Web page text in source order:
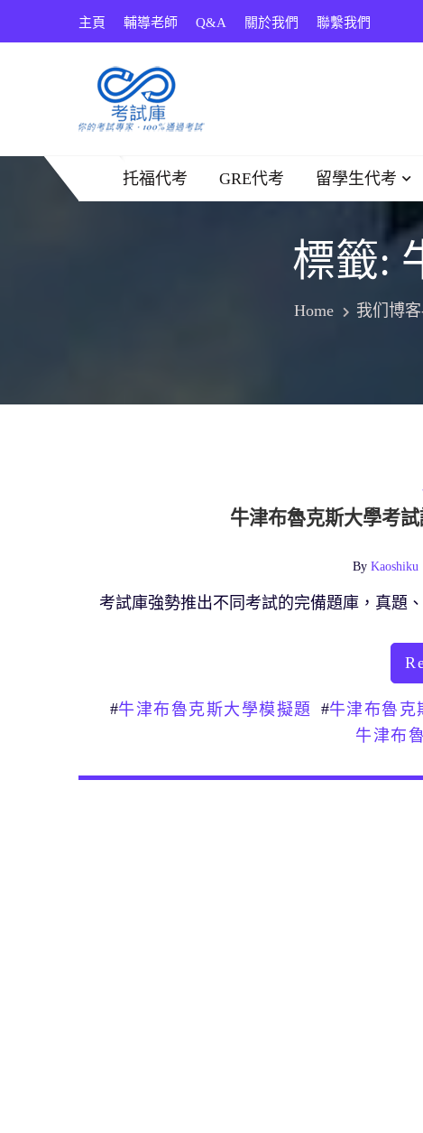
主頁 輔導老師 Q&A 關於我們 聯繫我們
托福代考 GRE代考 留學生代考
標籤:
Home 我们博
牛津布魯克斯大學考
By Kaoshiku
考試庫強勢推出不同考試的完備題庫，真題
#牛津布魯克斯大學模擬題 #牛津布魯克
牛津布